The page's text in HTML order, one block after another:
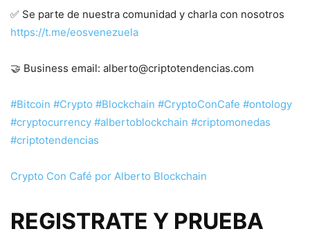
✅ Se parte de nuestra comunidad y charla con nosotros
https://t.me/eosvenezuela
🤝 Business email: alberto@criptotendencias.com
#Bitcoin #Crypto #Blockchain #CryptoConCafe #ontology
#cryptocurrency #albertoblockchain #criptomonedas
#criptotendencias
Crypto Con Café por Alberto Blockchain
REGISTRATE Y PRUEBA